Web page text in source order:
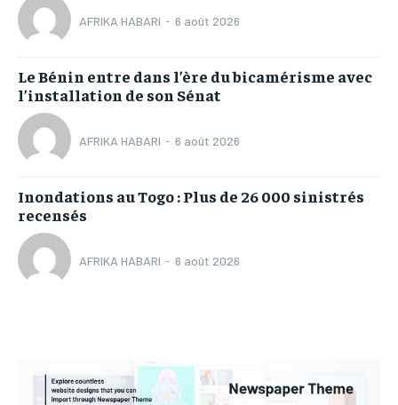
AFRIKA HABARI - 6 août 2026
Le Bénin entre dans l’ère du bicamérisme avec
l’installation de son Sénat
AFRIKA HABARI - 6 août 2026
Inondations au Togo : Plus de 26 000 sinistrés
recensés
AFRIKA HABARI - 6 août 2026